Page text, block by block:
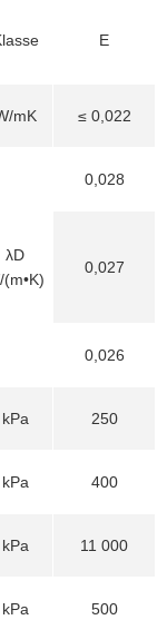
E
mK ≤ 0,022
λD
(m•K)
0,028
0,027
0,026
kPa 250
kPa 400
kPa 11 000
kPa 500